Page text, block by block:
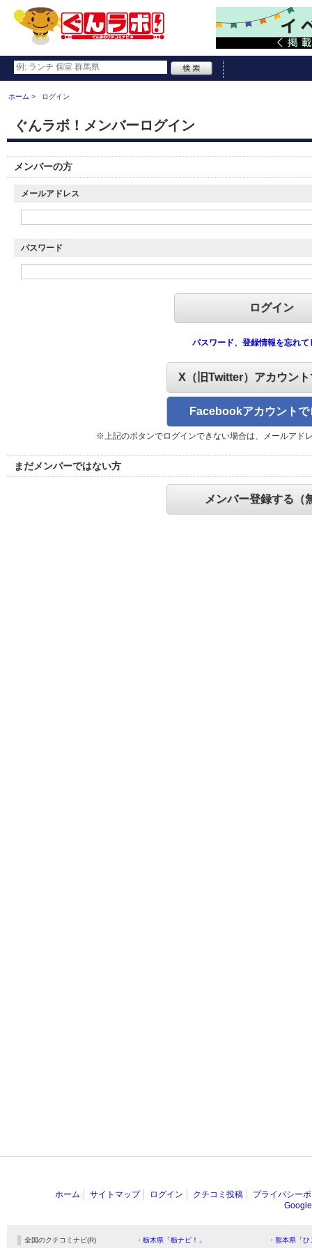
ホーム ログイン
ぐんラボ！メンバーログイン
メンバーの方
メールアドレス
パスワード
パスワード、登録情報を忘れて
X（旧Twitter）アカウン
Facebookアカウントで
※上記のボタンでログインできない場合は、メールアド
まだメンバーではない方
メンバー登録する（
ホーム サイトマップ ログイン クチコミ投稿
プライバシー
全国のクチコミナビ(R) ・栃木県「栃ナビ！」 ・熊本県「